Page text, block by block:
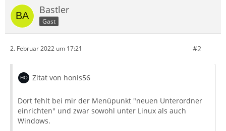
Bastler
Gast
2. Februar 2022 um 17:21 #2
Zitat von honis56
Dort fehlt bei mir der Menüpunkt "neuen Unterordner
einrichten" und zwar sowohl unter Linux als auch
Windows.